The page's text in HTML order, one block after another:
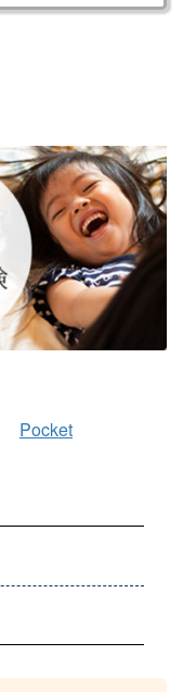
Pocket